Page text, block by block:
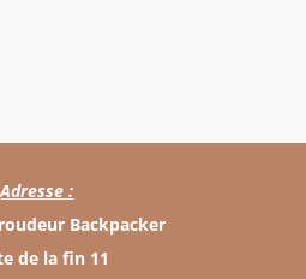
Adresse :
Backpacker
de la fin 11